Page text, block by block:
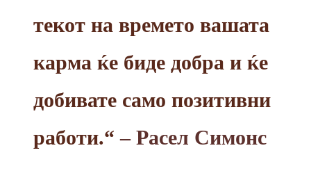
текот на времето вашата
карма ќе биде добра и ќе
добивате само позитивни
работи.“ – Расел Симонс